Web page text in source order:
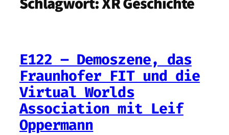
E122 – Demoszene, das
Fraunhofer FIT und die
Virtual Worlds
Association mit Leif
Oppermann